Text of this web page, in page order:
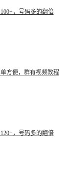
，号码多的翻倍
方便，群有视频教程
，号码多的翻倍